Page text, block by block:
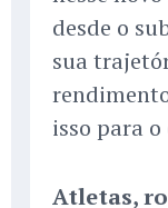
desde o
sua
isso para
Atletas,